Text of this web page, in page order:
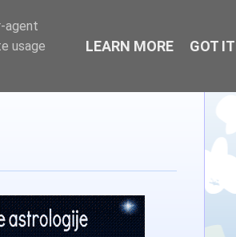
agent
usage
LEARN MORE GOT IT